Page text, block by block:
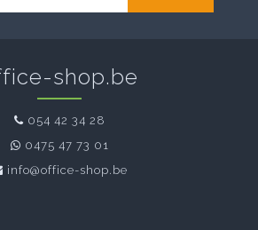
shop.be
054 42 34 28
0475 47 73 01
info@office-shop.be